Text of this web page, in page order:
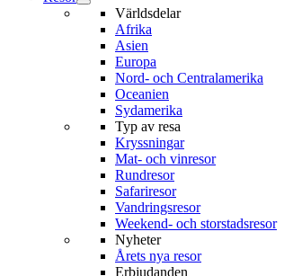
Världsdelar
Afrika
Asien
Europa
Nord- och Centralamerika
Oceanien
Sydamerika
Typ av resa
Kryssningar
Mat- och vinresor
Rundresor
Safariresor
Vandringsresor
Weekend- och storstadsresor
Nyheter
Årets nya resor
Erbjudanden